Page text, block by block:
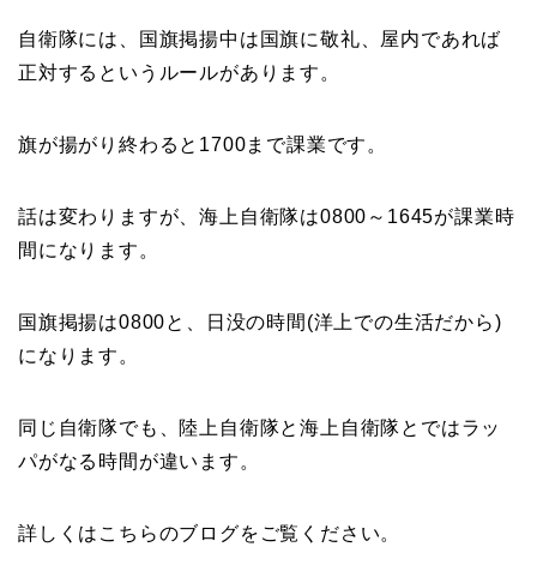
自衛隊には、国旗掲揚中は国旗に敬礼、屋内であれば
正対するというルールがあります。
旗が揚がり終わると1700まで課業です。
話は変わりますが、海上自衛隊は0800～1645が課業時
間になります。
国旗掲揚は0800と、日没の時間(洋上での生活だから)
になります。
同じ自衛隊でも、陸上自衛隊と海上自衛隊とではラッ
パがなる時間が違います。
詳しくはこちらのブログをご覧ください。